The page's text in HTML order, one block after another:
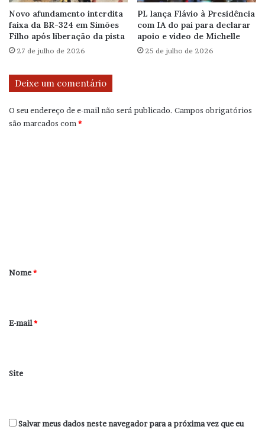
Novo afundamento interdita
faixa da BR-324 em Simões
Filho após liberação da pista
27 de julho de 2026
PL lança Flávio à Presidência
com IA do pai para declarar
apoio e vídeo de Michelle
25 de julho de 2026
Deixe um comentário
O seu endereço de e-mail não será publicado. Campos obrigatórios
são marcados com*
r
*
Nome*
E-mail*
Site
Salvar meus dados neste navegador para a próxima vez que eu